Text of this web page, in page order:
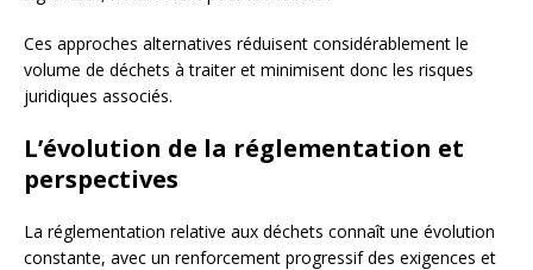
Ces approches alternatives réduisent considérablement le
volume de déchets à traiter et minimisent donc les risques
juridiques associés.
L’évolution de la réglementation et
perspectives
La réglementation relative aux déchets connaît une évolution
constante, avec un renforcement progressif des exigences et